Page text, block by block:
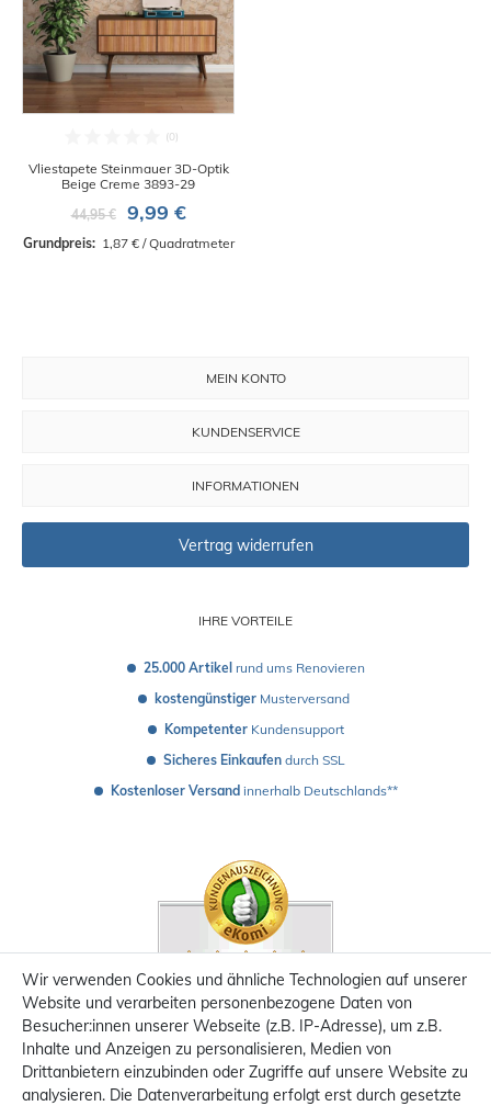
Vliestapete Steinmauer 3D-Optik
Beige Creme 3893-29
44,95 €
9,99 €
Grundpreis: 1,87 € / Quadratmeter
IHRE VORTEILE
25.000 Artikel rund ums Renovieren
kostengünstiger Musterversand
Kompetenter Kundensupport
Sicheres Einkaufen durch SSL
Kostenloser Versand innerhalb Deutschlands**
MEIN KONTO
KUNDENSERVICE
INFORMATIONEN
Vertrag widerrufen
Wir verwenden Cookies und ähnliche Technologien auf unserer
Website und verarbeiten personenbezogene Daten von
Besucher:innen unserer Webseite (z.B. IP-Adresse), um z.B.
Inhalte und Anzeigen zu personalisieren, Medien von
Drittanbietern einzubinden oder Zugriffe auf unsere Website zu
analysieren. Die Datenverarbeitung erfolgt erst durch gesetzte